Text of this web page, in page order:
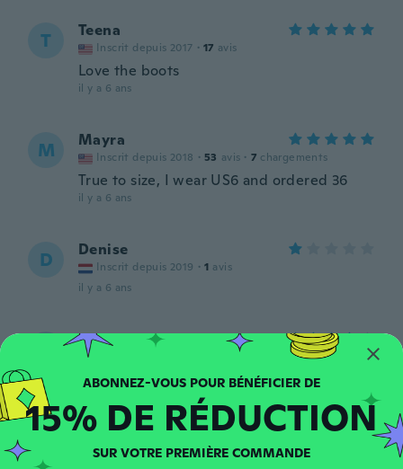
T Teena
Inscrit depuis 2017 · 17 avis
Love the boots
il y a 6 ans
M Mayra
Inscrit depuis 2018 · 53 avis · 7 chargements
True to size, I wear US6 and ordered 36
il y a 6 ans
D Denise
Inscrit depuis 2019 · 1 avis
il y a 6 ans
D
Inscrit depuis 2018 11 chargements
Love the sparkle/gems
B Barbie
15% DE RÉDUCTION
SUR VOTRE PREMIÈRE COMMANDE